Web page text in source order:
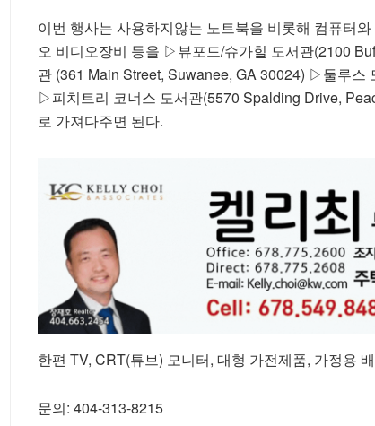
이번 행사는 사용하지않는 노트북을 비롯해 컴퓨터
오 비디오장비 등을 ▷뷰포드/슈가힐 도서관(2100
관 (361 Main Street, Suwanee, GA 30024) ▷둘루스
▷피치트리 코너스 도서관(5570 Spalding Drive,
로 가져다주면 된다.
한편 TV, CRT(튜브) 모니터, 대형 가전제품, 가정용
문의: 404-313-8215